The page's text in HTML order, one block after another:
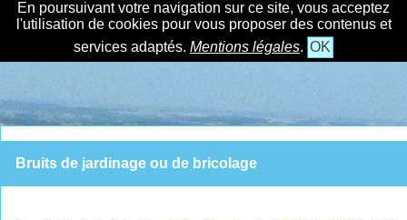
En poursuivant votre navigation sur ce site, vous acceptez
l'utilisation de cookies pour vous proposer des contenus et
services adaptés. Mentions légales. OK
Bruits de jardinage ou de bricolage